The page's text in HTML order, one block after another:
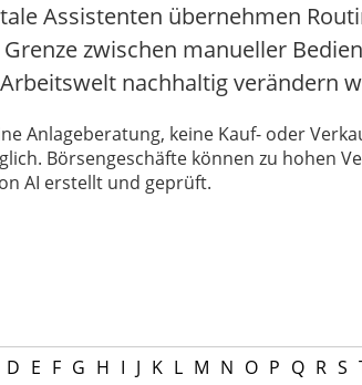
Assistenten übernehmen
zwischen manueller
nachhaltig verändern
Anlageberatung, keine Kauf- oder
Börsengeschäfte können zu hohen
AI erstellt und geprüft.
D E F G H I J K L M N O P Q R S